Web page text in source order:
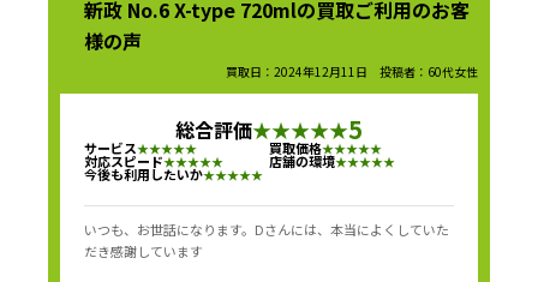
新政 No.6 X-type 720mlの買取ご利用のお客
様の声
買取日：2024年12月11日 投稿者：60代女性
総合評価★★★★★5
サービス★★★★★ 買取価格★★★★★
対応スピード★★★★★ 店舗の環境★★★★★
今後も利用したいか★★★★★
いつも、お世話になります。Dさんには、本当によくしていた
だき感謝しています